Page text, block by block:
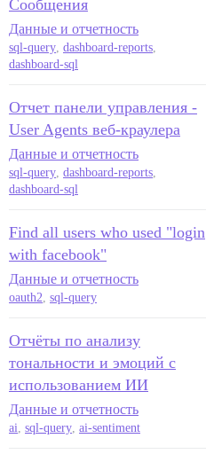
Сообщения
Данные и отчетность
sql-query, dashboard-reports,
dashboard-sql
Отчет панели управления -
User Agents веб-краулера
Данные и отчетность
sql-query, dashboard-reports,
dashboard-sql
Find all users who used "login
with facebook"
Данные и отчетность
oauth2, sql-query
Отчёты по анализу
тональности и эмоций с
использованием ИИ
Данные и отчетность
ai, sql-query, ai-sentiment